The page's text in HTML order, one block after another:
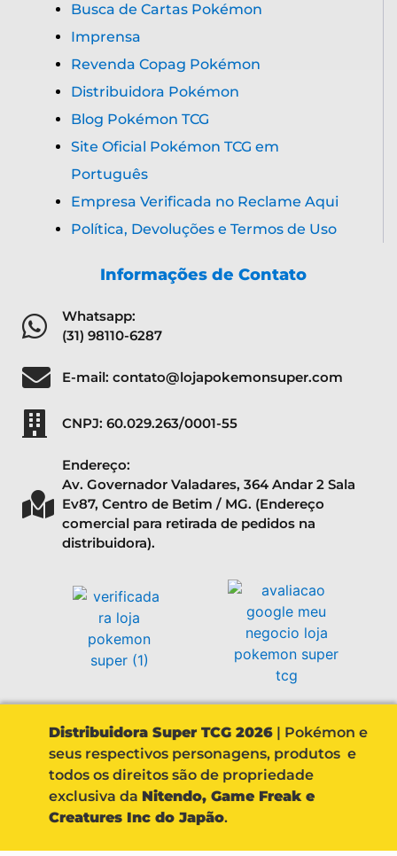
Busca de Cartas Pokémon
Imprensa
Revenda Copag Pokémon
Distribuidora Pokémon
Blog Pokémon TCG
Site Oficial Pokémon TCG em
Português
Empresa Verificada no Reclame Aqui
Política, Devoluções e Termos de Uso
Informações de Contato
Whatsapp:
(31) 98110-6287
E-mail: contato@lojapokemonsuper.com
CNPJ: 60.029.263/0001-55
Endereço:
Av. Governador Valadares, 364 Andar 2 Sala
Ev87, Centro de Betim / MG. (Endereço
comercial para retirada de pedidos na
distribuidora).
Distribuidora Super TCG 2026 | Pokémon e
seus respectivos personagens, produtos e
todos os direitos são de propriedade
exclusiva da Nitendo, Game Freak e
Creatures Inc do Japão.